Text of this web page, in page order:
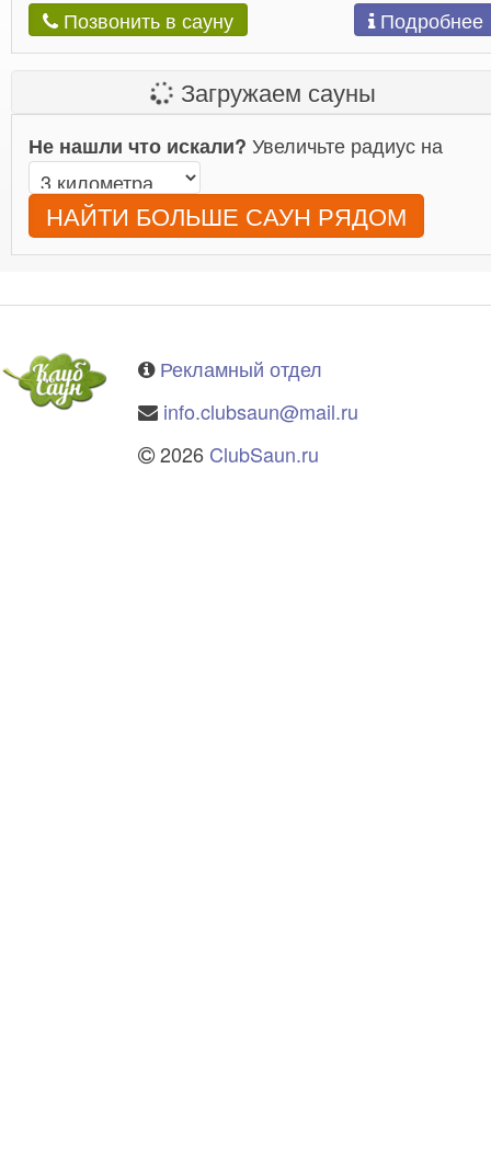
Позвонить в сауну Подробнее
Загружаем сауны
Не нашли что искали? Увеличьте радиус на
НАЙТИ БОЛЬШЕ САУН РЯДОМ
Рекламный отдел
info.clubsaun@mail.ru
2026 ClubSaun.ru